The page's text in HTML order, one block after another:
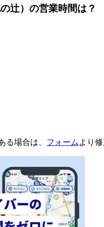
辻）の営業時間は？
る場合は、 フォーム より